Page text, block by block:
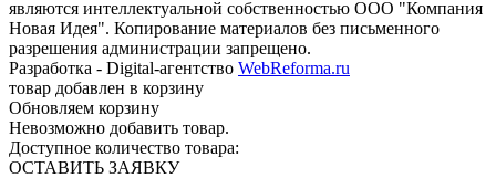
являются интеллектуальной собственностью ООО "Компания
Новая Идея". Копирование материалов без письменного
разрешения администрации запрещено.
Разработка - Digital-агентство WebReforma.ru
товар добавлен в корзину
Обновляем корзину
Невозможно добавить товар.
Доступное количество товара:
ОСТАВИТЬ ЗАЯВКУ